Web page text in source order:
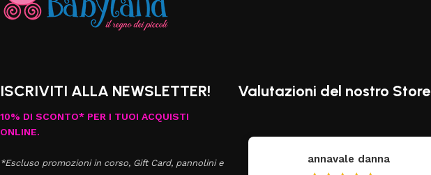
ISCRIVITI ALLA NEWSLETTER!
10% DI SCONTO* PER I TUOI ACQUISTI
ONLINE.
*Escluso promozioni in corso, Gift Card, pannolini e
Valutazioni del nostro Store
Antonella Russo annavale danna